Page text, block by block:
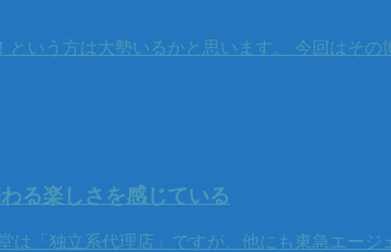
いう方は大勢いるかと思います。 今回はそ
る楽しさを感じている
「独立系代理店」ですが、他にも東急エー